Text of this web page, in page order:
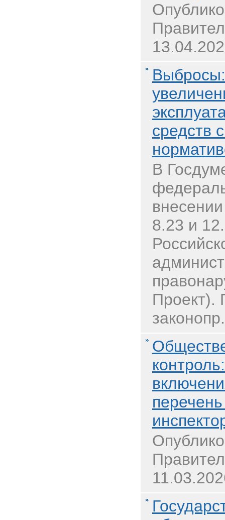
средств
В
8.23 и
Проект).